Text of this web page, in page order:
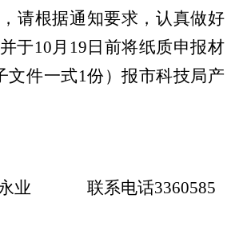
请根据通知要求，认真做好
于10月19日前将纸质申报材
文件一式1份）报市科技局产
业 联系电话3360585